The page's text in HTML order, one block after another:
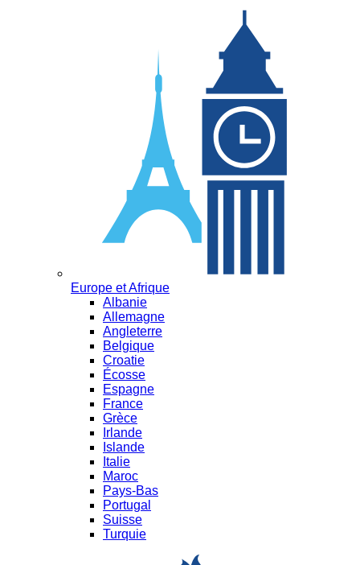
Europe et Afrique
Albanie
Allemagne
Angleterre
Belgique
Croatie
Écosse
Espagne
France
Grèce
Irlande
Islande
Italie
Maroc
Pays-Bas
Portugal
Suisse
Turquie